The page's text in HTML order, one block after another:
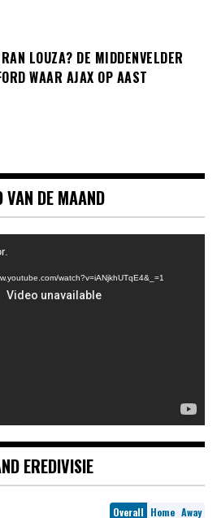
LOUZA? DE MIDDENVELDER
WAAR AJAX OP AAST
VAN DE MAAND
watch?v=iANjkhUTqE4&_=1
EREDIVISIE
Overall Home Away